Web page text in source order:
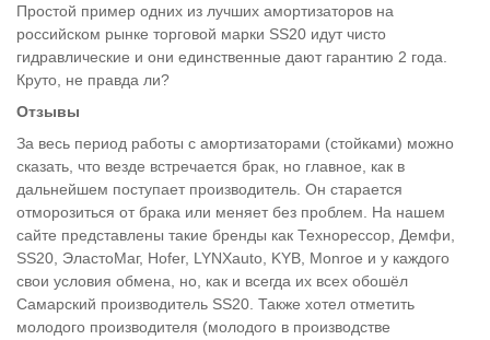
Простой пример одних из лучших амортизаторов на
российском рынке торговой марки SS20 идут чисто
гидравлические и они единственные дают гарантию 2 года.
Круто, не правда ли?
Отзывы
За весь период работы с амортизаторами (стойками) можно
сказать, что везде встречается брак, но главное, как в
дальнейшем поступает производитель. Он старается
отморозиться от брака или меняет без проблем. На нашем
сайте представлены такие бренды как Технорессор, Демфи,
SS20, ЭластоМаг, Hofer, LYNXauto, KYB, Monroe и у каждого
свои условия обмена, но, как и всегда их всех обошёл
Самарский производитель SS20. Также хотел отметить
молодого производителя (молодого в производстве